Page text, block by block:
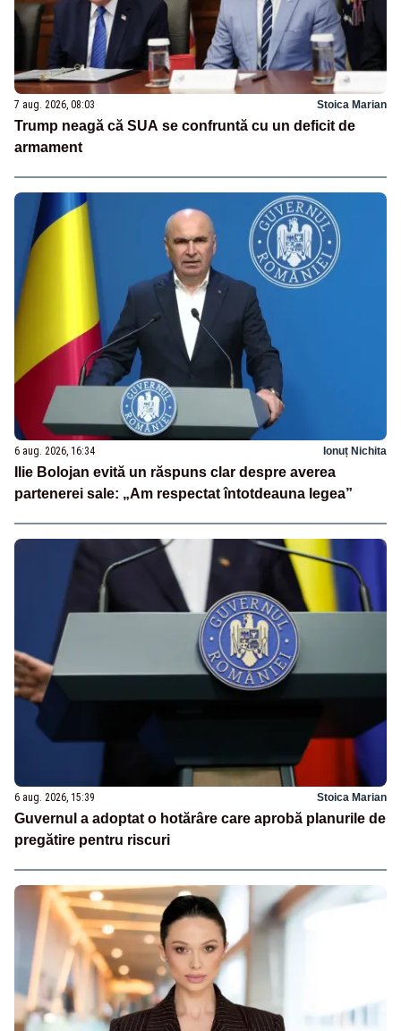
7 aug. 2026, 08:03 Stoica Marian
Trump neagă că SUA se confruntă cu un deficit de
armament
6 aug. 2026, 16:34 Ionuț Nichita
Ilie Bolojan evită un răspuns clar despre averea
partenerei sale: „Am respectat întotdeauna legea”
6 aug. 2026, 15:39 Stoica Marian
Guvernul a adoptat o hotărâre care aprobă planurile de
pregătire pentru riscuri